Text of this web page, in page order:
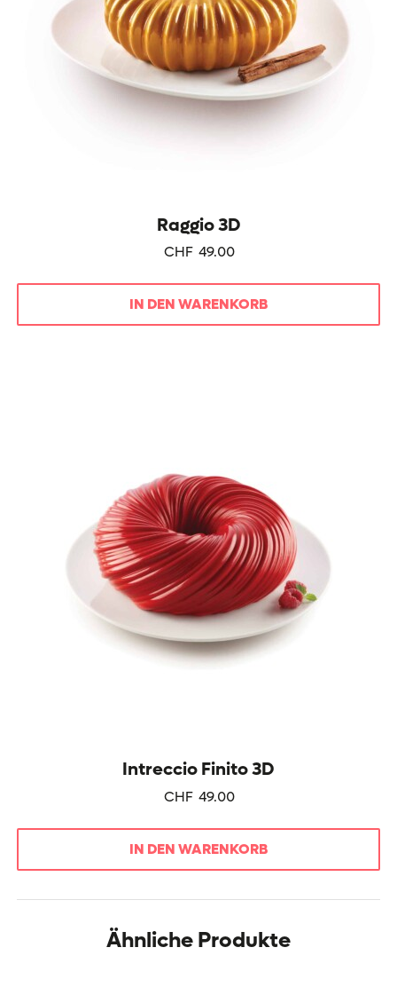
Raggio 3D
CHF 49.00
IN DEN WARENKORB
Intreccio Finito 3D
CHF 49.00
IN DEN WARENKORB
Ähnliche Produkte